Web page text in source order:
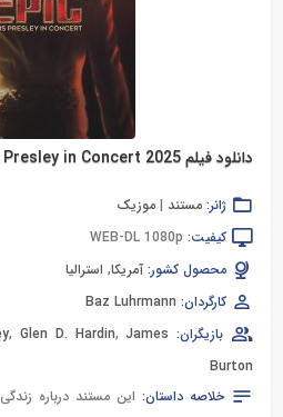
دانلود فیلم EPiC: Elvis Presley in Concert 2025
ژانر: مستند | موزیک
کیفیت: WEB-DL 1080p
محصول کشور: آمریکا, استرالیا
کارگردان: Baz Luhrmann
بازیگران:
,Glen D. Hardin,James
Burton
خلاصه داستان: این مستند درباره